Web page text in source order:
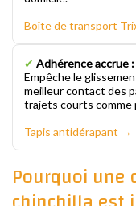
Boîte de transport
✔ Adhérence accrue
Empêche le
meilleur contact des
trajets courts comme
Tapis antidérapant →
Pourquoi une